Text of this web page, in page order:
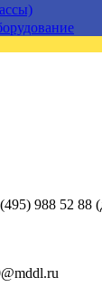
988 52 88